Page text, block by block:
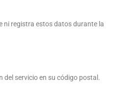
ni registra estos datos durante la
del servicio en su código postal.